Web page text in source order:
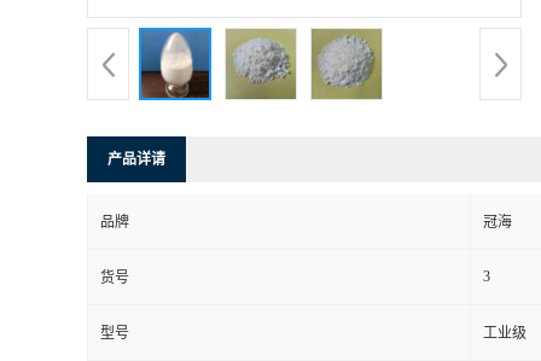
产品详请
品牌 冠海
货号 3
型号 工业级